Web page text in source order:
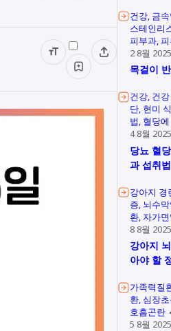
건강 금
스테인리
피부과
2 8월 2025
목걸이
건강 건
단 현미
법 혈당
4 8월 2025
당뇨 혈
과 섭취법
강아지 경
증 뇌수
환 자가면
8 8월 2025
강아지
아야 할
가족력질
환 심장
호흡곤란
5 8월 2025